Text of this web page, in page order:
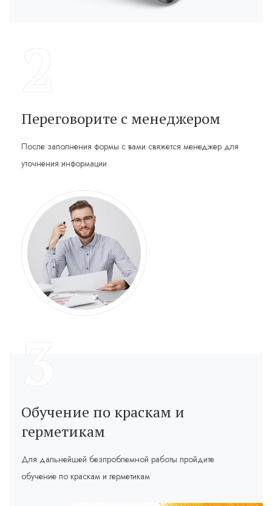
Переговорите с менеджером
После заполнения формы с вами свяжется менеджер для
уточнения информации
Обучение по краскам и
герметикам
Для дальнейшей безпроблемной работы пройдите
обучение по краскам и герметикам